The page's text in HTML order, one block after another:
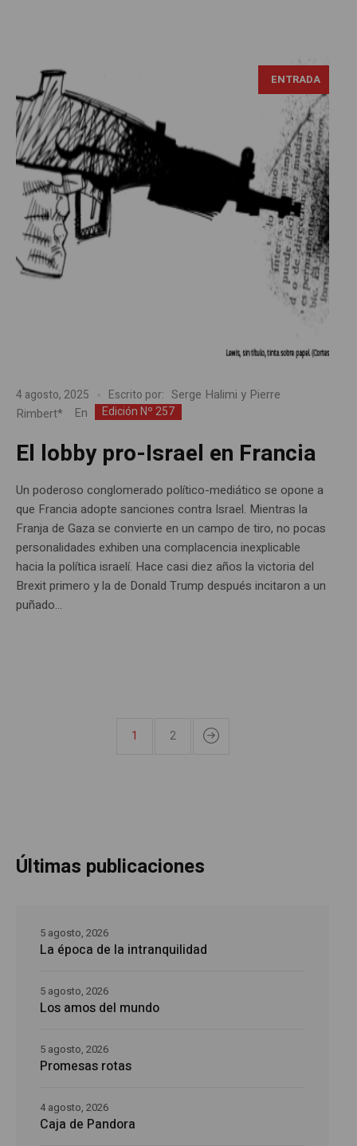
ENTRADA
4 agosto, 2025 Escrito por: Serge Halimi y Pierre
Rimbert*
En Edición Nº 257
El lobby pro-Israel en Francia
Un poderoso conglomerado político-mediático se opone a
que Francia adopte sanciones contra Israel. Mientras la
Franja de Gaza se convierte en un campo de tiro, no pocas
personalidades exhiben una complacencia inexplicable
hacia la política israelí. Hace casi diez años la victoria del
Brexit primero y la de Donald Trump después incitaron a un
puñado...
1 2
Últimas publicaciones
La época de la intranquilidad
5 agosto, 2026
Los amos del mundo
5 agosto, 2026
Promesas rotas
5 agosto, 2026
Caja de Pandora
4 agosto, 2026